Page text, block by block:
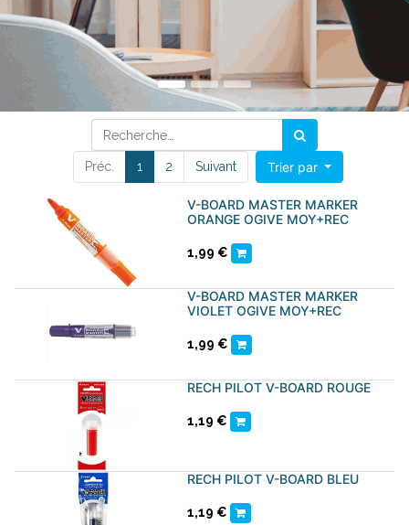
Préc. 1 2 Suivant Trier par
V-BOARD MASTER MARKER
ORANGE OGIVE MOY+REC
1,99 €
V-BOARD MASTER MARKER
VIOLET OGIVE MOY+REC
1,99 €
RECH PILOT V-BOARD ROUGE
1,19 €
RECH PILOT V-BOARD BLEU
1,19 €